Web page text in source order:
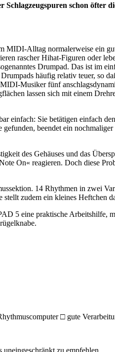
schon
Alltag normalerweise ein
rascher Hihat-Figuren oder
Drumpad. Das ist im
häufig relativ teuer, so
Musiker fünf
lassen sich mit einem
einfach: Sie betätigen einfach
beendet ein
des Gehäuses und das
On« reagieren. Doch diese
14 Rhythmen in zwei
zudem ein kleines Heftchen
5 eine praktische
□ gute
zu empfehlen.